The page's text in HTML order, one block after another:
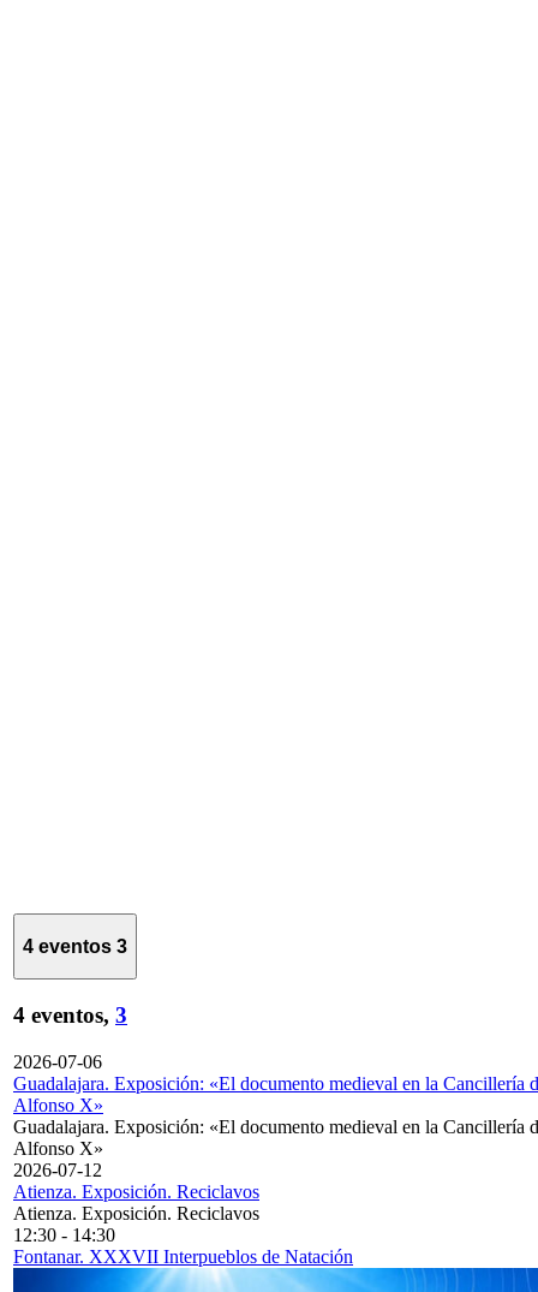
4 eventos 3
4 eventos, 3
2026-07-06
Guadalajara. Exposición: «El documento medieval en la Cancillería
Alfonso X»
Guadalajara. Exposición: «El documento medieval en la Cancillería
Alfonso X»
2026-07-12
Atienza. Exposición. Reciclavos
Atienza. Exposición. Reciclavos
12:30 - 14:30
Fontanar. XXXVII Interpueblos de Natación